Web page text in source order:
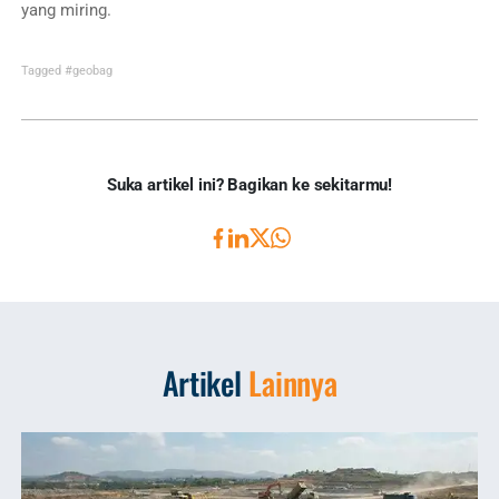
yang miring.
Tagged #geobag
Suka artikel ini? Bagikan ke sekitarmu!
ArtikelLainnya